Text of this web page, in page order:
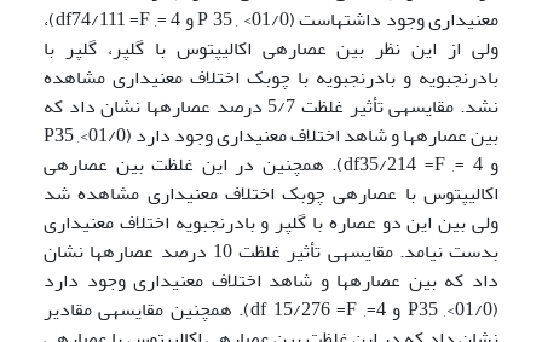
معنی­داری وجود داشته­است (01/0> , P 35 و 4 =, df74/111 =F)،
ولی از این نظر بین عصاره­ی اکالیپتوس با گلپر، گلپر با
بادرنجبویه و بادرنجبویه با چوبک اختلاف معنی­داری مشاهده
نشد. مقایسه­ی تأثیر غلظت 5/7 درصد عصاره­ها نشان داد که
بین عصاره­ها و شاهد اختلاف معنی­داری وجود دارد (01/0>, P35
و 4 =, df35/214 =F). همچنین در این غلظت بین عصاره­ی
اکالیپتوس با عصاره­ی چوبک اختلاف معنی­داری مشاهده شد
ولی بین این دو عصاره با گلپر و بادرنجبویه اختلاف معنی­داری
بدست نیامد. مقایسه­ی تأثیر غلظت 10 درصد عصاره­ها نشان
داد که بین عصاره­ها و شاهد اختلاف معنی­داری وجود دارد
(01/0>, P35 و 4=, df 15/276 =F). همچنین مقایسه­ی مقادیر